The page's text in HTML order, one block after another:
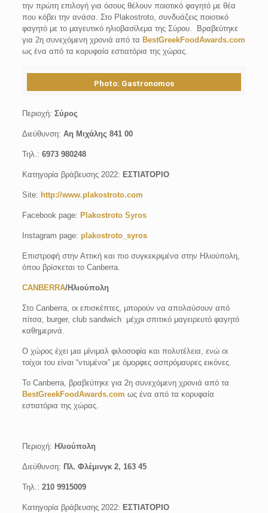
την πρώτη επιλογή για όσους θέλουν ποιοτικό φαγητό με θέα
που κόβει την ανάσα. Στο Plakostroto, συνδυάζεις ποιοτικό
φαγητό με το μαγευτικό ηλιοβασίλεμα της Σύρου. Βραβεύτηκε
για 2η συνεχόμενη χρονιά από τα BestGreekFoodAwards.com
ως ένα από τα κορυφαία εστιατόρια της χώρας.
Photo: Gastronomos
Περιοχή: Σύρος
Διεύθυνση: Αη Μιχάλης 841 00
Τηλ.: 6973 980248
Κατηγορία βράβευσης 2022: ΕΣΤΙΑΤΟΡΙΟ
Site: http://www.plakostroto.com
Facebook page: Plakostroto Syros
Instagram page: plakostroto_syros
Επιστροφή στην Αττική και πιο συγκεκριμένα στην Ηλιούπολη,
όπου βρίσκεται το Canberra.
CANBERRA/Hλιούπολη
Στο Canberra, οι επισκέπτες, μπορούν να απολαύσουν από
πίτσα, burger, club sandwich μέχρι σπιτικό μαγειρευτό φαγητό
καθημερινά.
Ο χώρος έχει μια μίνιμαλ φιλοσοφία και πολυτέλεια, ενώ οι
τοίχοι του είναι “ντυμένοι” με όμορφες ασπρόμαυρες εικόνες.
Το Canberra, βραβεύτηκε για 2η συνεχόμενη χρονιά από τα
BestGreekFoodAwards.com ως ένα από τα κορυφαία
εστιατόρια της χώρας.
Περιοχή: Ηλιούπολη
Διεύθυνση: Πλ. Φλέμινγκ 2, 163 45
Τηλ.: 210 9915009
Κατηγορία βράβευσης 2022: ΕΣΤΙΑΤΟΡΙΟ